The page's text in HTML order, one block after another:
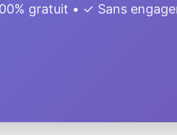
gratuit • ✓ Sans